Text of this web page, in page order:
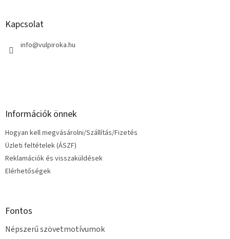
Kapcsolat
info@vulpiroka.hu
Információk önnek
Hogyan kell megvásárolni/Szállítás/Fizetés
Üzleti feltételek (ÁSZF)
Reklamációk és visszaküldések
Elérhetőségek
Fontos
Népszerű szövetmotívumok